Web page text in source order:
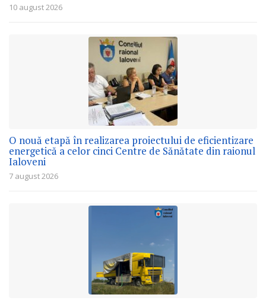
10 august 2026
O nouă etapă în realizarea proiectului de eficientizare
energetică a celor cinci Centre de Sănătate din raionul
Ialoveni
7 august 2026